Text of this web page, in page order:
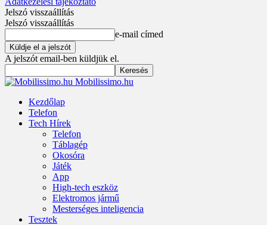
Jelszó visszaállítás
Jelszó visszaállítás
e-mail címed
A jelszót email-ben küldjük el.
Mobilissimo.hu
Kezdőlap
Telefon
Tech Hírek
Telefon
Táblagép
Okosóra
Játék
App
High-tech eszköz
Elektromos jármű
Mesterséges inteligencia
Tesztek